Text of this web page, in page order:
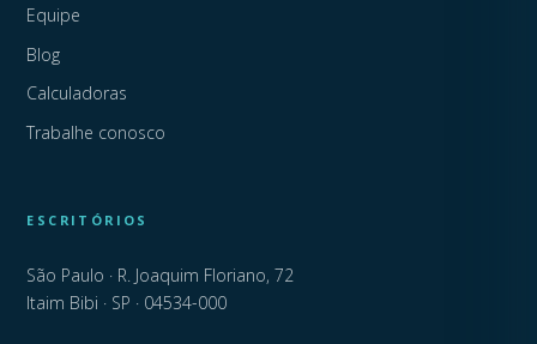
Equipe
Blog
Calculadoras
Trabalhe conosco
ESCRITÓRIOS
São Paulo · R. Joaquim Floriano, 72
Itaim Bibi · SP · 04534-000